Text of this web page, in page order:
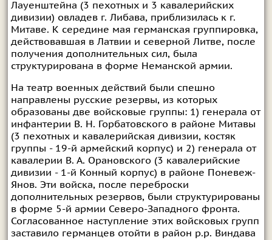
Лауенштейна (3 пехотных и 3 кавалерийских
дивизии) овладев г. Либава, приблизилась к г.
Митаве. К середине мая германская группировка,
действовавшая в Латвии и северной Литве, после
получения дополнительных сил, была
структурирована в форме Неманской армии.
На театр военных действий были спешно
направлены русские резервы, из которых
образованы две войсковые группы: 1) генерала от
инфантерии В. Н. Горбатовского в районе Митавы
(3 пехотных и кавалерийская дивизии, костяк
группы - 19-й армейский корпус) и 2) генерала от
кавалерии В. А. Орановского (3 кавалерийские
дивизии - 1-й Конный корпус) в районе Поневеж-
Янов. Эти войска, после переброски
дополнительных резервов, были структурированы
в форме 5-й армии Северо-Западного фронта.
Согласованное наступление этих войсковых групп
заставило германцев отойти в район р.р. Виндава